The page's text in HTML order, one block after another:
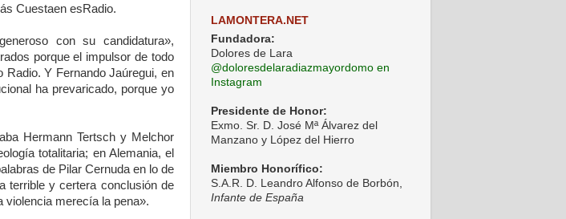
Cuestaen esRadio.
con su candidatura»,
porque el impulsor de todo
Radio. Y Fernando Jaúregui, en
ha prevaricado, porque yo
Hermann Tertsch y Melchor
totalitaria; en Alemania, el
de Pilar Cernuda en lo de
terrible y certera conclusión de
violencia merecía la pena».
LAMONTERA.NET
Fundadora:
Dolores de Lara
@doloresdelaradiazmayordomo en
Instagram
Presidente de Honor:
Exmo. Sr. D. José Mª Álvarez del
Manzano y López del Hierro
Miembro Honorífico:
S.A.R. D. Leandro Alfonso de Borbón,
Infante de España